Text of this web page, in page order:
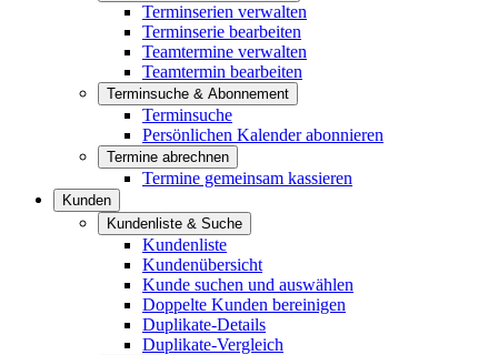
Terminserien verwalten
Terminserie bearbeiten
Teamtermine verwalten
Teamtermin bearbeiten
Terminsuche & Abonnement
Terminsuche
Persönlichen Kalender abonnieren
Termine abrechnen
Termine gemeinsam kassieren
Kunden
Kundenliste & Suche
Kundenliste
Kundenübersicht
Kunde suchen und auswählen
Doppelte Kunden bereinigen
Duplikate-Details
Duplikate-Vergleich